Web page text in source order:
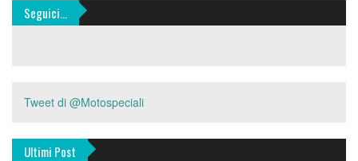
Seguici…
Tweet di @Motospeciali
Ultimi Post